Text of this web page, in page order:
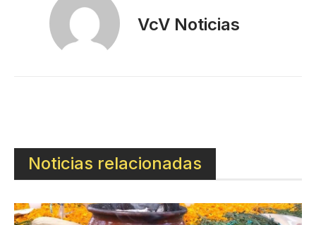
VcV Noticias
Noticias relacionadas